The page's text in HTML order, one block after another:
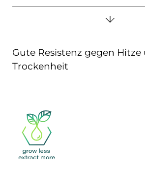
Gute Resistenz gegen Hitze
Trockenheit